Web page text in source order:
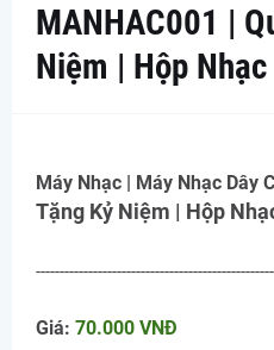
MANHAC001 |
Niệm | Hộp
Máy Nhạc | Máy Nhạc Dây
Tặng Kỷ Niệm | Hộp
Giá: 70.000 VNĐ